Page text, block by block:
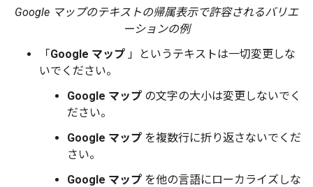
Google マップのテキストの帰属表示で許容されるバリエ
ーションの例
「Google マップ 」というテキストは一切変更しな
いでください。
Google マップ の文字の大小は変更しないでく
ださい。
Google マップ を複数行に折り返さないでくだ
さい。
Google マップ を他の言語にローカライズしな